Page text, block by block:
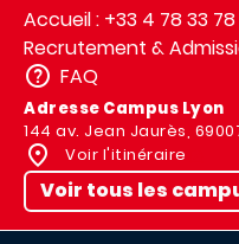
Accueil : +33 4 78 33
Recrutement &
FAQ
Adresse Campus Lyon
144 av. Jean Jaurès,
Voir l'itinéraire
Voir tous les